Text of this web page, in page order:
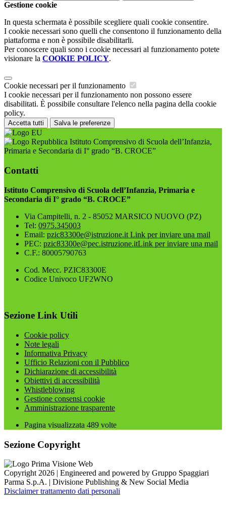
Gestione cookie
In questa schermata è possibile scegliere quali cookie consentire.
I cookie necessari sono quelli che consentono il funzionamento della
piattaforma e non è possibile disabilitarli.
Per conoscere quali sono i cookie necessari al funzionamento potete
visionare la COOKIE POLICY.
Cookie necessari per il funzionamento
I cookie necessari per il funzionamento non possono essere
disabilitati. È possibile consultare l'elenco nella pagina della cookie
policy.
Accetta tutti Salva le preferenze
Istituto Comprensivo di Scuola dell’Infanzia,
Primaria e Secondaria di I° grado “B. CROCE”
Contatti
Istituto Comprensivo di Scuola dell’Infanzia, Primaria e
Secondaria di I° grado “B. CROCE”
Via Campitelli, n. 2 - 85052 MARSICO NUOVO (PZ)
Tel: 0975.345003
Email: pzic83300e@istruzione.it Link per inviare una mail
PEC: pzic83300e@pec.istruzione.itLink per inviare una mail
C.F.: 80005790763
Cod. Mecc. PZIC83300E
Codice Univoco UF2WNO
Sezione Link Utili
Cookie policy
Note legali
Informativa Privacy
Ufficio Relazioni con il Pubblico
Dichiarazione di accessibilità
Obiettivi di accessibilità
Whistleblowing
Gestione consensi cookie
Amministrazione trasparente
Pagina visualizzata 489 volte
Sezione Copyright
Copyright 2026 | Engineered and powered by Gruppo Spaggiari
Parma S.p.A. | Divisione Publishing & New Social Media
Disclaimer trattamento dati personali